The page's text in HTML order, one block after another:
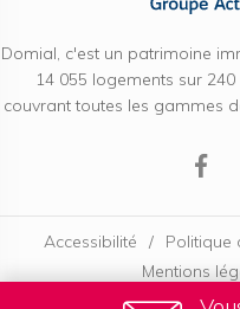
Domial, c'est un patrimoine
14 055 logements sur
couvrant toutes les gammes
Accessibilité Politique
Mentions